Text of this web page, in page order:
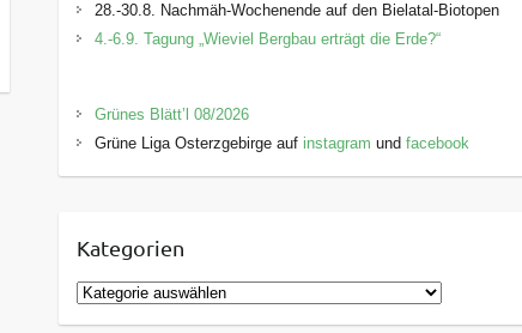
28.-30.8. Nachmäh-Wochenende auf den Bielatal-Biotopen
4.-6.9. Tagung „Wieviel Bergbau erträgt die Erde?“
Grünes Blätt’l 08/2026
Grüne Liga Osterzgebirge auf instagram und facebook
Kategorien
K
a